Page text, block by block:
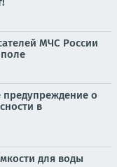
МЧС России
о
в
для воды